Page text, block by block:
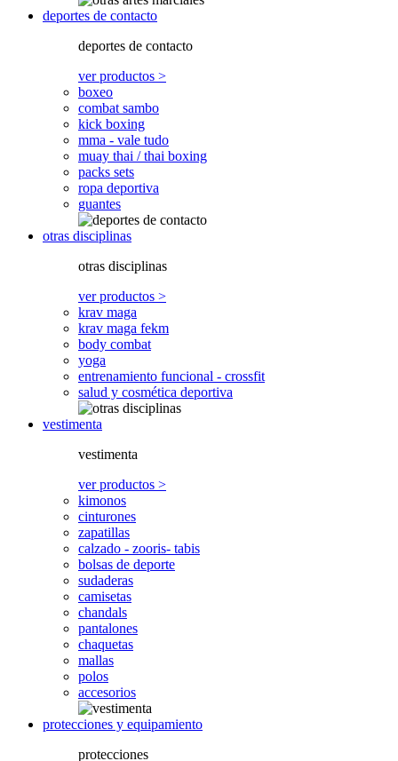
deportes de contacto
deportes de contacto
ver productos >
boxeo
combat sambo
kick boxing
mma - vale tudo
muay thai / thai boxing
packs sets
ropa deportiva
guantes
otras disciplinas
otras disciplinas
ver productos >
krav maga
krav maga fekm
body combat
yoga
entrenamiento funcional - crossfit
salud y cosmética deportiva
vestimenta
vestimenta
ver productos >
kimonos
cinturones
zapatillas
calzado - zooris- tabis
bolsas de deporte
sudaderas
camisetas
chandals
pantalones
chaquetas
mallas
polos
accesorios
protecciones y equipamiento
protecciones